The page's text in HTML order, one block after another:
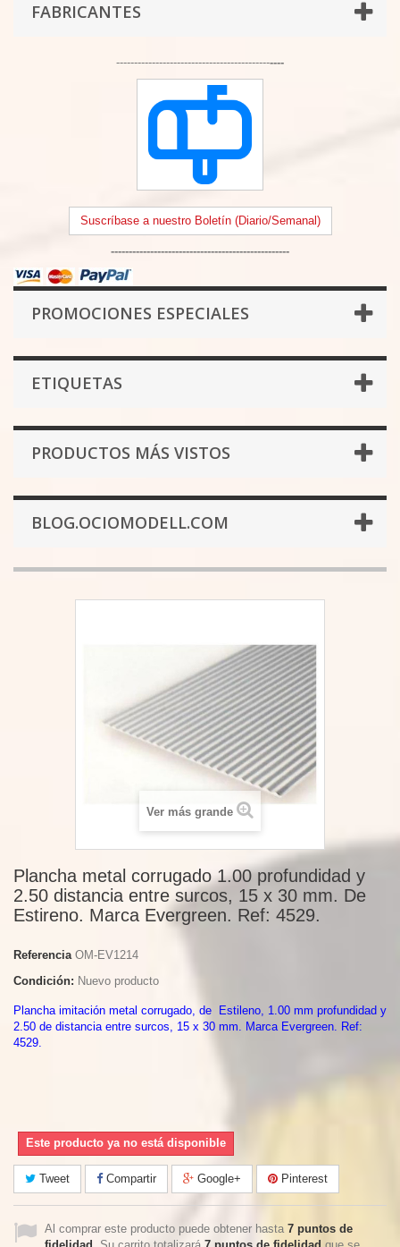
FABRICANTES
-----------------------------------------------
Suscríbase a nuestro Boletín (Diario/Semanal)
--------------------------------------------------
PROMOCIONES ESPECIALES
ETIQUETAS
PRODUCTOS MÁS VISTOS
BLOG.OCIOMODELL.COM
Ver más grande
Plancha metal corrugado 1.00 profundidad y
2.50 distancia entre surcos, 15 x 30 mm. De
Estireno. Marca Evergreen. Ref: 4529.
Referencia OM-EV1214
Condición: Nuevo producto
Plancha imitación metal corrugado, de Estileno, 1.00 mm profundidad y
2.50 de distancia entre surcos, 15 x 30 mm. Marca Evergreen. Ref:
4529.
Este producto ya no está disponible
Tweet Compartir Google+ Pinterest
Al comprar este producto puede obtener hasta 7 puntos de